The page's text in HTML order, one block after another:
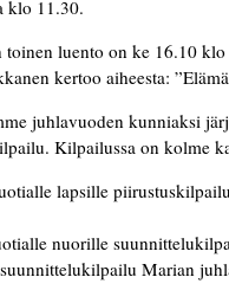
klo 11.30.
toinen luento on ke 16.10
kertoo aiheesta:
juhlavuoden kunniaksi
Kilpailussa on kolme
lapsille
nuorille
Marian